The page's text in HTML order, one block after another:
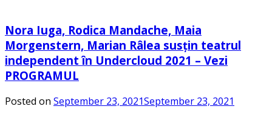
Nora Iuga, Rodica Mandache, Maia
Morgenstern, Marian Râlea susțin teatrul
independent în Undercloud 2021 – Vezi
PROGRAMUL
Posted on September 23, 2021September 23, 2021